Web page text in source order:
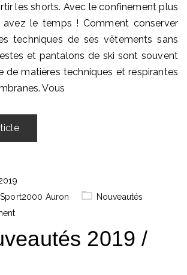
les shorts. Avec le confinement plus
avez le temps ! Comment conserver
techniques de ses vêtements sans
et pantalons de ski sont souvent
de matières techniques et respirantes
Vous
Auron
Nouveautés
2019 /